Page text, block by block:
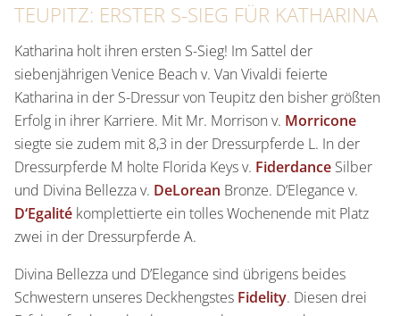
TEUPITZ: ERSTER S-SIEG FÜR KATHARINA
Katharina holt ihren ersten S-Sieg! Im Sattel der
siebenjährigen Venice Beach v. Van Vivaldi feierte
Katharina in der S-Dressur von Teupitz den bisher größten
Erfolg in ihrer Karriere. Mit Mr. Morrison v. Morricone
siegte sie zudem mit 8,3 in der Dressurpferde L. In der
Dressurpferde M holte Florida Keys v. Fiderdance Silber
und Divina Bellezza v. DeLorean Bronze. D‘Elegance v.
D‘Egalité komplettierte ein tolles Wochenende mit Platz
zwei in der Dressurpferde A.
Divina Bellezza und D’Elegance sind übrigens beides
Schwestern unseres Deckhengstes Fidelity. Diesen drei